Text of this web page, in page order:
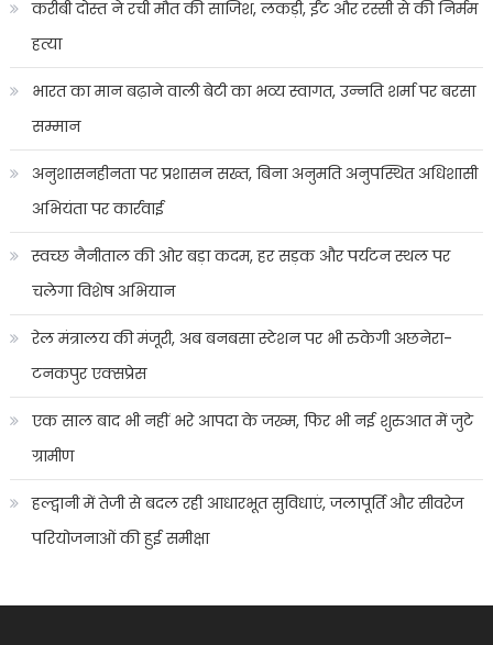
करीबी दोस्त ने रची मौत की साजिश, लकड़ी, ईंट और रस्सी से की निर्मम
हत्या
भारत का मान बढ़ाने वाली बेटी का भव्य स्वागत, उन्नति शर्मा पर बरसा
सम्मान
अनुशासनहीनता पर प्रशासन सख्त, बिना अनुमति अनुपस्थित अधिशासी
अभियंता पर कार्रवाई
स्वच्छ नैनीताल की ओर बड़ा कदम, हर सड़क और पर्यटन स्थल पर
चलेगा विशेष अभियान
रेल मंत्रालय की मंजूरी, अब बनबसा स्टेशन पर भी रुकेगी अछनेरा-
टनकपुर एक्सप्रेस
एक साल बाद भी नहीं भरे आपदा के जख्म, फिर भी नई शुरुआत में जुटे
ग्रामीण
हल्द्वानी में तेजी से बदल रही आधारभूत सुविधाएं, जलापूर्ति और सीवरेज
परियोजनाओं की हुई समीक्षा